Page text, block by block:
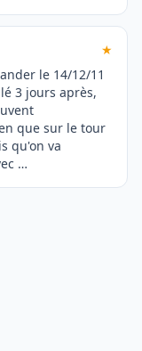
★
le 14/12/11
3 jours après,
que sur le tour
qu'on va
…